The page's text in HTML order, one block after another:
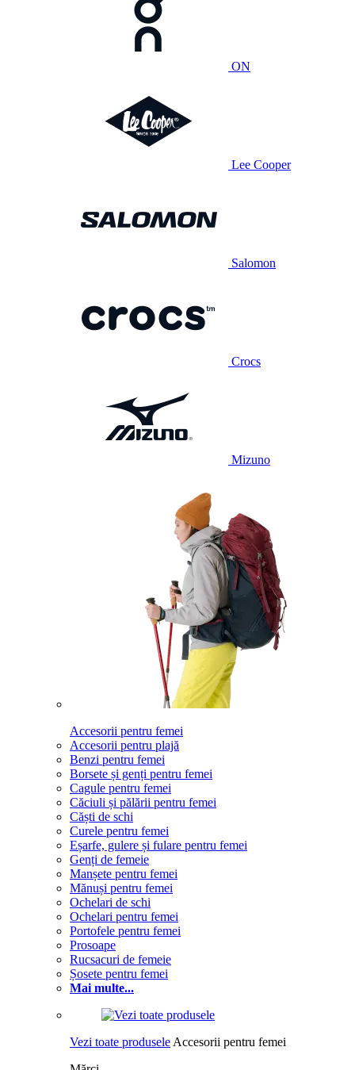
ON
Lee Cooper
Salomon
Crocs
Mizuno
Accesorii pentru femei
Accesorii pentru plajă
Benzi pentru femei
Borsete și genți pentru femei
Cagule pentru femei
Căciuli și pălării pentru femei
Căști de schi
Curele pentru femei
Eșarfe, gulere și fulare pentru femei
Genți de femeie
Manșete pentru femei
Mănuși pentru femei
Ochelari de schi
Ochelari pentru femei
Portofele pentru femei
Prosoape
Rucsacuri de femeie
Șosete pentru femei
Mai multe...
Vezi toate produsele Accesorii pentru femei